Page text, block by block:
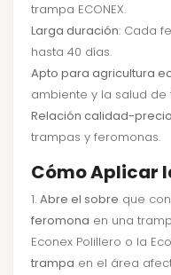
trampa ECONEX.
Larga duración: Cada
hasta 40 días.
Apto para agricultura
ambiente y la salud de
Relación calidad-precio
trampas y feromonas.
Cómo Aplicar
1. Abre el sobre que
feromona en una
Econex Polillero o la
trampa en el área